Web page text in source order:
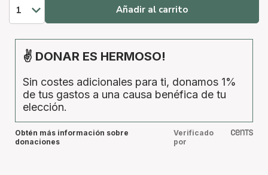
Añadir al carrito
✌ DONAR ES HERMOSO!
Sin costes adicionales para ti, donamos 1%
de tus gastos a una causa benéfica de tu
elección.
Obtén más información sobre
donaciones
Verificado
por